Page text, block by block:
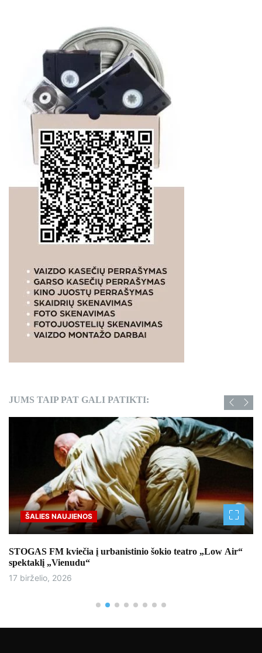
JUMS TAIP PAT GALI PATIKTI:
ŠALIES NAUJIENOS
STOGAS FM kviečia į urbanistinio šokio teatro „Low Air“
spektaklį „Vienudu“
17 birželio, 2026